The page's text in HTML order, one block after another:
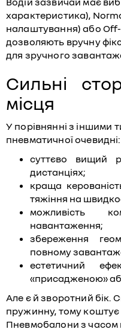
характеристика),
налаштування) або Off-
дозволяють вручну
для зручного
Сильні
місця
У порівнянні з іншими
пневматичної очевидні:
суттєво вищий
дистанціях;
краща
тяжіння на
можливість
навантаження;
збереження
повному
естетичний
«присадженою»
Але є й зворотний бік.
пружинну, тому
Пневмобалони з часом